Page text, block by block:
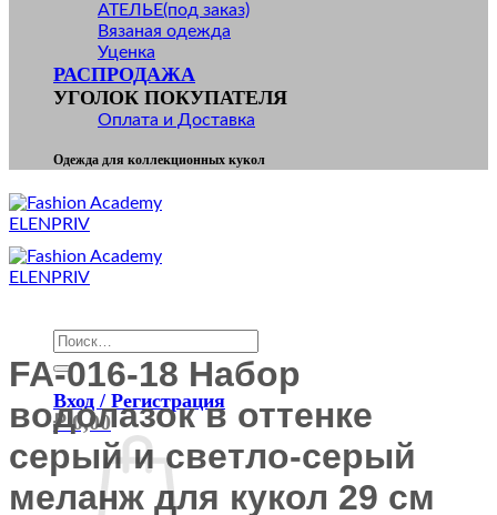
АТЕЛЬЕ(под заказ)
Вязаная одежда
Уценка
РАСПРОДАЖА
УГОЛОК ПОКУПАТЕЛЯ
Оплата и Доставка
Одежда для коллекционных кукол
Искать:
Вход / Регистрация
₽0,00
FA-016-18 Набор
водолазок в оттенке
серый и светло-серый
меланж для кукол 29 см